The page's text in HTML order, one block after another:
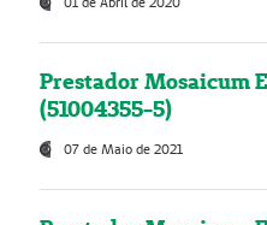
Prestador Mosaicum
(51004355-5)
07 de Maio de 2021